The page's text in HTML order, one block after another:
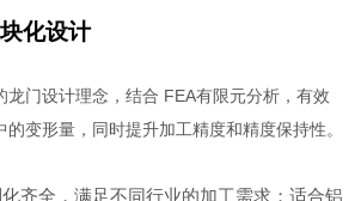
化设计
龙门设计理念，结合 FEA有限元分析，有效
的变形量，同时提升加工精度和精度保持性。
齐全，满足不同行业的加工需求；适合铝